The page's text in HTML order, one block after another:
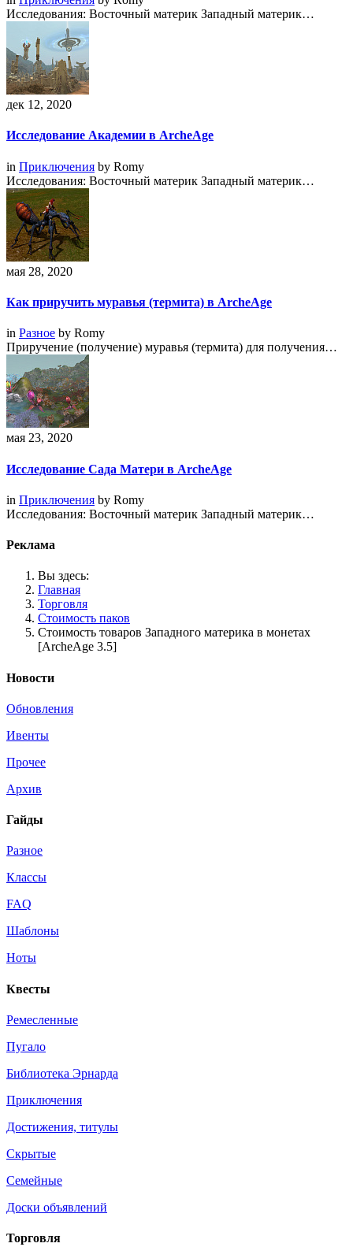
Исследования: Восточный материк Западный материк…
дек 12, 2020
Исследование Академии в ArcheAge
in Приключения by Romy
Исследования: Восточный материк Западный материк…
мая 28, 2020
Как приручить муравья (термита) в ArcheAge
in Разное by Romy
Приручение (получение) муравья (термита) для получения…
мая 23, 2020
Исследование Сада Матери в ArcheAge
in Приключения by Romy
Исследования: Восточный материк Западный материк…
Реклама
Вы здесь:
Главная
Торговля
Стоимость паков
Стоимость товаров Западного материка в монетах
[ArcheAge 3.5]
Новости
Обновления
Ивенты
Прочее
Архив
Гайды
Разное
Классы
FAQ
Шаблоны
Ноты
Квесты
Ремесленные
Пугало
Библиотека Эрнарда
Приключения
Достижения, титулы
Скрытые
Семейные
Доски объявлений
Торговля